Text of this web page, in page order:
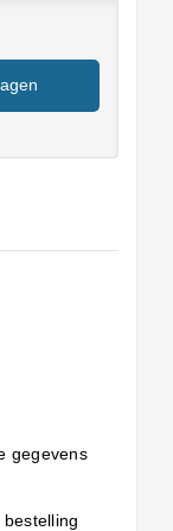
gegevens